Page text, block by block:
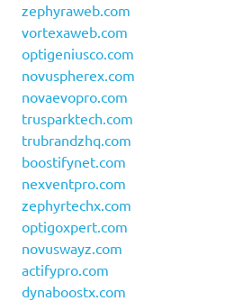
zephyraweb.com
vortexaweb.com
optigeniusco.com
novuspherex.com
novaevopro.com
trusparktech.com
trubrandzhq.com
boostifynet.com
nexventpro.com
zephyrtechx.com
optigoxpert.com
novuswayz.com
actifypro.com
dynaboostx.com